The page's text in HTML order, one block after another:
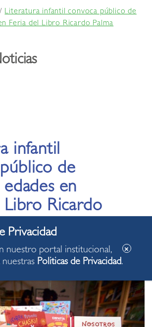
/Literatura infantil convoca público de
Feria del Libro Ricardo Palma
infantil
de
en
Libro Ricardo
nuestro portal institucional,
nuestras Politicas de Privacidad.